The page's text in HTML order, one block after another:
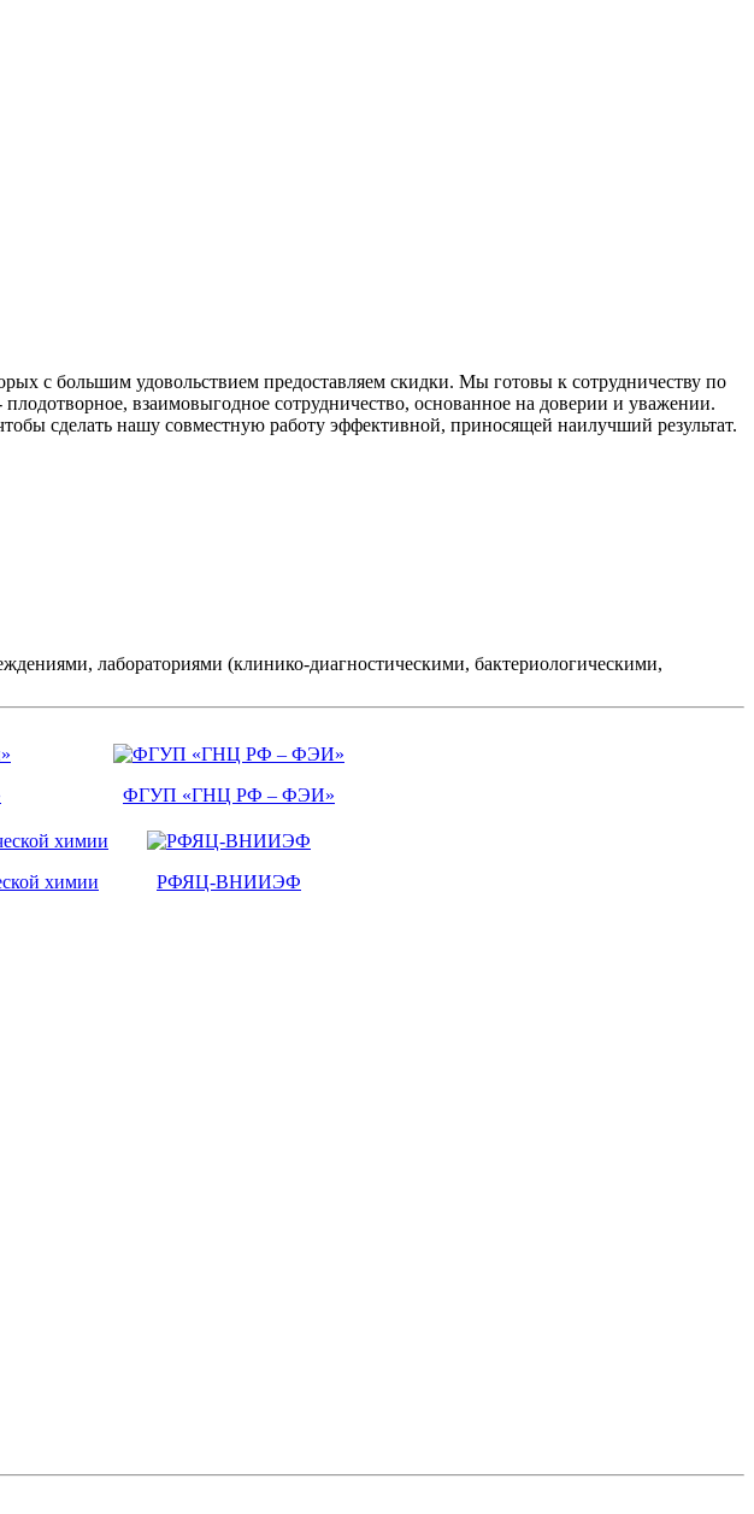
с большим удовольствием предоставляем скидки. Мы готовы к сотрудничеству по
взаимовыгодное сотрудничество, основанное на доверии и уважении.
сделать нашу совместную работу эффективной, приносящей наилучший результат.
лабораториями (клинико-диагностическими, бактериологическими,
ФГУП «ГНЦ РФ – ФЭИ»
химии РФЯЦ-ВНИИЭФ